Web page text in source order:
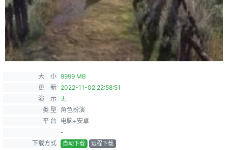
大 小 9999 MB
更 新 2022-11-02 22:58:51
演 示 无
类 型
角色扮演
平 台
电脑+安卓
-
下载方式
自动下载 远程下载